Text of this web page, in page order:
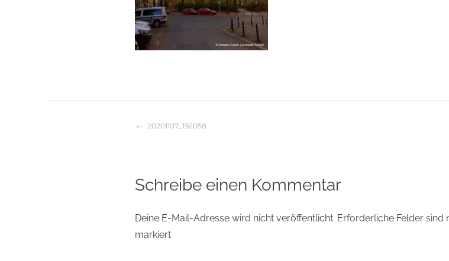
Beitragsnavigation
20201107_192058
Schreibe einen Kommentar
Deine E-Mail-Adresse wird nicht veröffentlicht. Erforderliche Felder sind
markiert